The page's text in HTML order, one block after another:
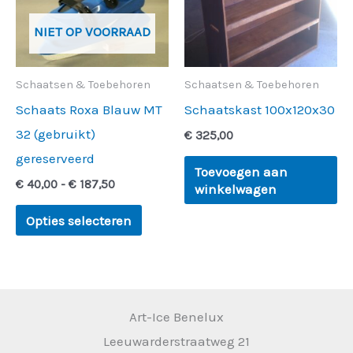
NIET OP VOORRAAD
Schaatsen & Toebehoren
Schaats Roxa Blauw MT
32 (gebruikt)
gereserveerd
€ 40,00 - € 187,50
Opties selecteren
Deze
optie
Schaatsen & Toebehoren
Schaatskast 100x120x30
€ 325,00
Toevoegen aan
winkelwagen
Art-Ice Benelux
Leeuwarderstraatweg 21